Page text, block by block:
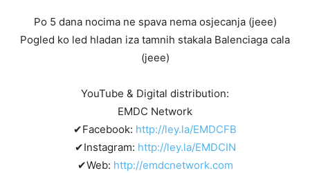
Po 5 dana nocima ne spava nema osjecanja (jeee)
Pogled ko led hladan iza tamnih stakala Balenciaga cala
(jeee)
YouTube & Digital distribution:
EMDC Network
✔Facebook: http://ley.la/EMDCFB
✔Instagram: http://ley.la/EMDCIN
✔Web: http://emdcnetwork.com